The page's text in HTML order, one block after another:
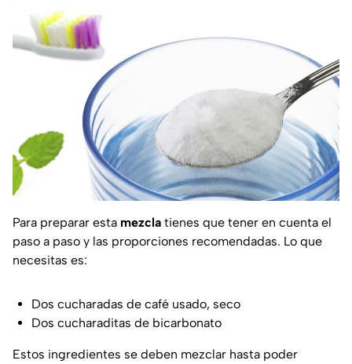
Para preparar esta mezcla tienes que tener en cuenta el
paso a paso y las proporciones recomendadas. Lo que
necesitas es:
Dos cucharadas de café usado, seco
Dos cucharaditas de bicarbonato
Estos ingredientes se deben mezclar hasta poder